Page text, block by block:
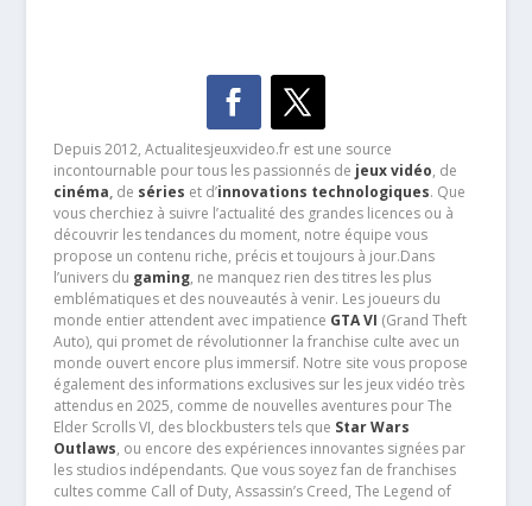
Depuis 2012, Actualitesjeuxvideo.fr est une source
incontournable pour tous les passionnés de jeux vidéo, de
cinéma,de séries et d’innovations technologiques. Que
vous cherchiez à suivre l’actualité des grandes licences ou à
découvrir les tendances du moment, notre équipe vous
propose un contenu riche, précis et toujours à jour.Dans
l’univers du gaming, ne manquez rien des titres les plus
emblématiques et des nouveautés à venir. Les joueurs du
monde entier attendent avec impatience GTA VI (Grand Theft
Auto), qui promet de révolutionner la franchise culte avec un
monde ouvert encore plus immersif. Notre site vous propose
également des informations exclusives sur les jeux vidéo très
attendus en 2025, comme de nouvelles aventures pour The
Elder Scrolls VI, des blockbusters tels que Star Wars
Outlaws, ou encore des expériences innovantes signées par
les studios indépendants. Que vous soyez fan de franchises
cultes comme Call of Duty, Assassin’s Creed, The Legend of